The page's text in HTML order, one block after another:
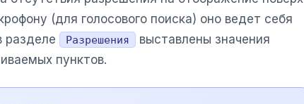
(для голосового поиска) оно ведет себя
разделе
Разрешения
выставлены значения
пунктов.